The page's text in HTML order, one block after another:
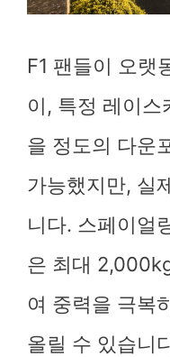
F1 팬들이 오랫
이, 특정 레이스
을 정도의 다운
가능했지만, 실
니다. 스페이얼
은 최대
여 중력을 극복
올릴 수 있습니